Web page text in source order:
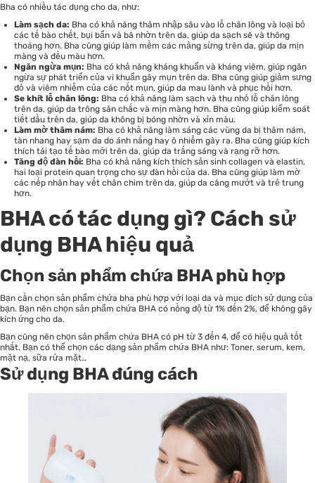
Bha có nhiều tác dụng cho da, như:
Làm sạch da: Bha có khả năng thâm nhập sâu vào lỗ chân lông và loại bỏ
các tế bào chết, bụi bẩn và bã nhờn trên da, giúp da sạch sẽ và thông
thoáng hơn. Bha cũng giúp làm mềm các mảng sừng trên da, giúp da mịn
màng và đều màu hơn.
Ngăn ngừa mụn: Bha có khả năng kháng khuẩn và kháng viêm, giúp ngăn
ngừa sự phát triển của vi khuẩn gây mụn trên da. Bha cũng giúp giảm sưng
đỏ và viêm nhiễm của các nốt mụn, giúp da mau lành và phục hồi hơn.
Se khít lỗ chân lông: Bha có khả năng làm sạch và thu nhỏ lỗ chân lông
trên da, giúp da trông săn chắc và mịn màng hơn. Bha cũng giúp kiểm soát
tiết dầu trên da, giúp da không bị bóng nhờn và xỉn màu.
Làm mờ thâm nám: Bha có khả năng làm sáng các vùng da bị thâm nám,
tàn nhang hay sạm da do ánh nắng hay ô nhiễm gây ra. Bha cũng giúp kích
thích tái tạo tế bào mới trên da, giúp da trắng sáng và rạng rỡ hơn.
Tăng độ đàn hồi: Bha có khả năng kích thích sản sinh collagen và elastin,
hai loại protein quan trọng cho sự đàn hồi của da. Bha cũng giúp làm mờ
các nếp nhăn hay vết chân chim trên da, giúp da căng mướt và trẻ trung
hơn.
BHA có tác dụng gì? Cách sử
dụng BHA hiệu quả
Chọn sản phẩm chứa BHA phù hợp
Bạn cần chọn sản phẩm chứa bha phù hợp với loại da và mục đích sử dụng của
bạn. Bạn nên chọn sản phẩm chứa BHA có nồng độ từ 1% đến 2%, để không gây
kích ứng cho da.
Bạn cũng nên chọn sản phẩm chứa BHA có pH từ 3 đến 4, để có hiệu quả tốt
nhất. Bạn có thể chọn các dạng sản phẩm chứa BHA như: Toner, serum, kem,
mặt nạ, sữa rửa mặt…
Sử dụng BHA đúng cách